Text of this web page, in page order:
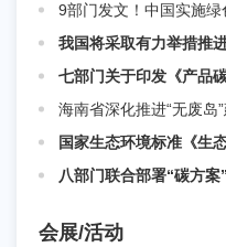
9部门发文！中国实施绿
我国将采取有力举措推
七部门关于印发《产品
海南省深化推进“无废岛
国家生态环境标准《生
八部门联合部署“碳方
会展/活动